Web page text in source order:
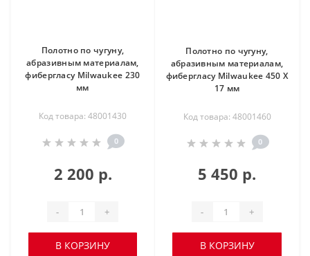
Полотно по чугуну,
абразивным материалам,
фибергласу Milwaukee 230
мм
Код товара: 48001430
0
2 200 р.
- +
В КОРЗИНУ
Полотно по чугуну,
абразивным материалам,
фибергласу Milwaukee 450 X
17 мм
Код товара: 48001460
0
5 450 р.
- +
В КОРЗИНУ